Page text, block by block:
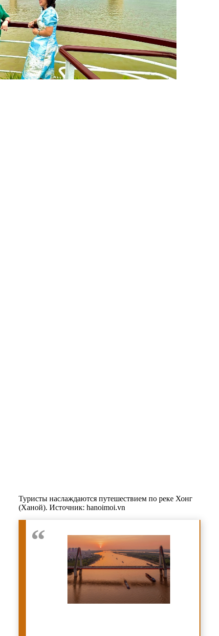
Туристы наслаждаются путешествием по реке Хонг
(Ханой). Источник: hanoimoi.vn